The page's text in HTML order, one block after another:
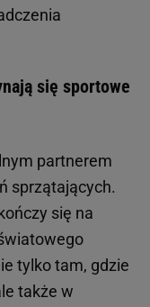
się sportowe
partnerem
sprzątających.
się na
tylko tam, gdzie
także w